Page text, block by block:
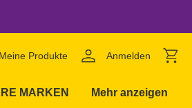
Meine Produkte Anmelden
MARKEN Mehr anzeigen
favorite_border